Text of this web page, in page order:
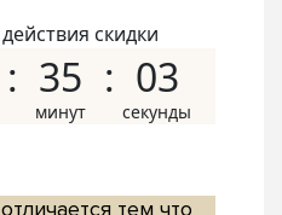
скидки
35 02
тем что